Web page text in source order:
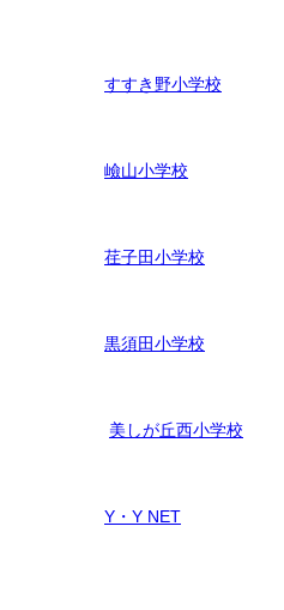
すすき野小学校
嶮山小学校
荏子田小学校
黒須田小学校
美しが丘西小学校
Y・Y NET